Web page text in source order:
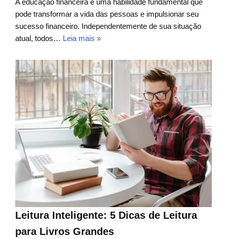
A educação financeira é uma habilidade fundamental que
pode transformar a vida das pessoas e impulsionar seu
sucesso financeiro. Independentemente de sua situação
atual, todos… Leia mais »
Leitura Inteligente: 5 Dicas de Leitura
para Livros Grandes